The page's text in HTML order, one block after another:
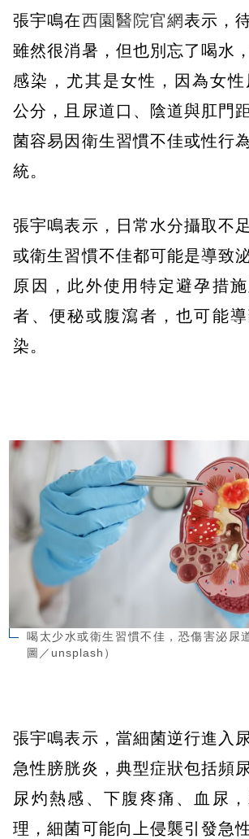
張宇鳴在西園醫院官網表示，
雖然很消暑，但也別忘了喝水
感染，尤其是女性，因為女
公分，且尿道口、陰道與肛門
菌容易因衛生習慣不佳或性行
統。
張宇鳴表示，日常水分攝取不
或衛生習慣不佳都可能是導致
原因，此外使用特定避孕措
者、便秘或腹瀉者，也可能
染。
喝太少水或衛生習慣不佳，恐傷害泌尿
圖／unsplash）
張宇鳴表示，當細菌逆行進入
急性膀胱炎，典型症狀包括頻
尿灼熱感、下腹疼痛、血尿
理，細菌可能向上侵襲引發急